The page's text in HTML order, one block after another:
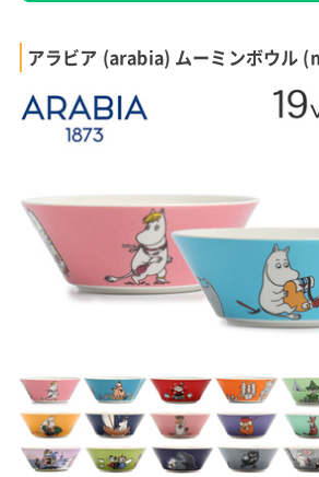
アラビア (arabia) ムーミンボウル